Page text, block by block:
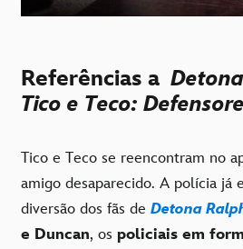
Referências a
Tico e Teco:
Tico e Teco se reencontram no
amigo desaparecido. A polícia já
diversão dos fãs de Detona
e Duncan, os policiais em